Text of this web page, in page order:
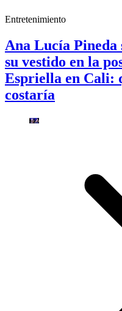
Entretenimiento
Ana Lucía Pineda
su vestido en la
Espriella en Cali:
costaría